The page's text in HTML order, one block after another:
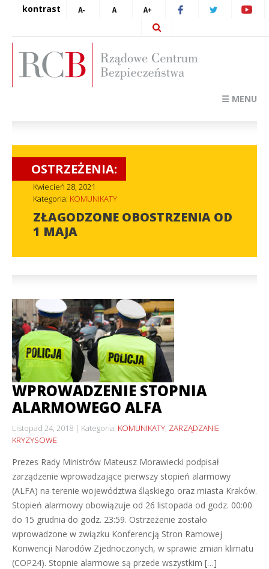
kontrast
☰ MENU
OSTRZEŻENIA:
Kwiecień 28, 2021
Kategoria: KOMUNIKATY
ZŁAGODZONE OBOSTRZENIA OD
1 MAJA
WPROWADZENIE STOPNIA
ALARMOWEGO ALFA
Listopad 24, 2018 Kategoria: KOMUNIKATY, ZARZĄDZANIE
KRYZYSOWE
Prezes Rady Ministrów Mateusz Morawiecki podpisał
zarządzenie wprowadzające pierwszy stopień alarmowy
(ALFA) na terenie województwa śląskiego oraz miasta Kraków.
Stopień alarmowy obowiązuje od 26 listopada od godz. 00:00
do 15 grudnia do godz. 23:59. Ostrzeżenie zostało
wprowadzone w związku Konferencją Stron Ramowej
Konwencji Narodów Zjednoczonych, w sprawie zmian klimatu
(COP24). Stopnie alarmowe są przede wszystkim […]